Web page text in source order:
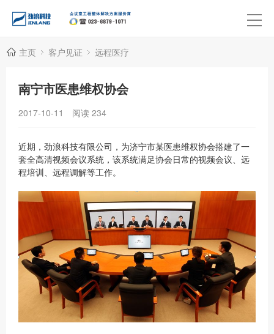
主页 客户见证 远程医疗
南宁市医患维权协会
2017-10-11 阅读 234
近期，劲浪科技有限公司，为济宁市某医患维权协会搭建了一
套全高清视频会议系统，该系统满足协会日常的视频会议、远
程培训、远程调解等工作。